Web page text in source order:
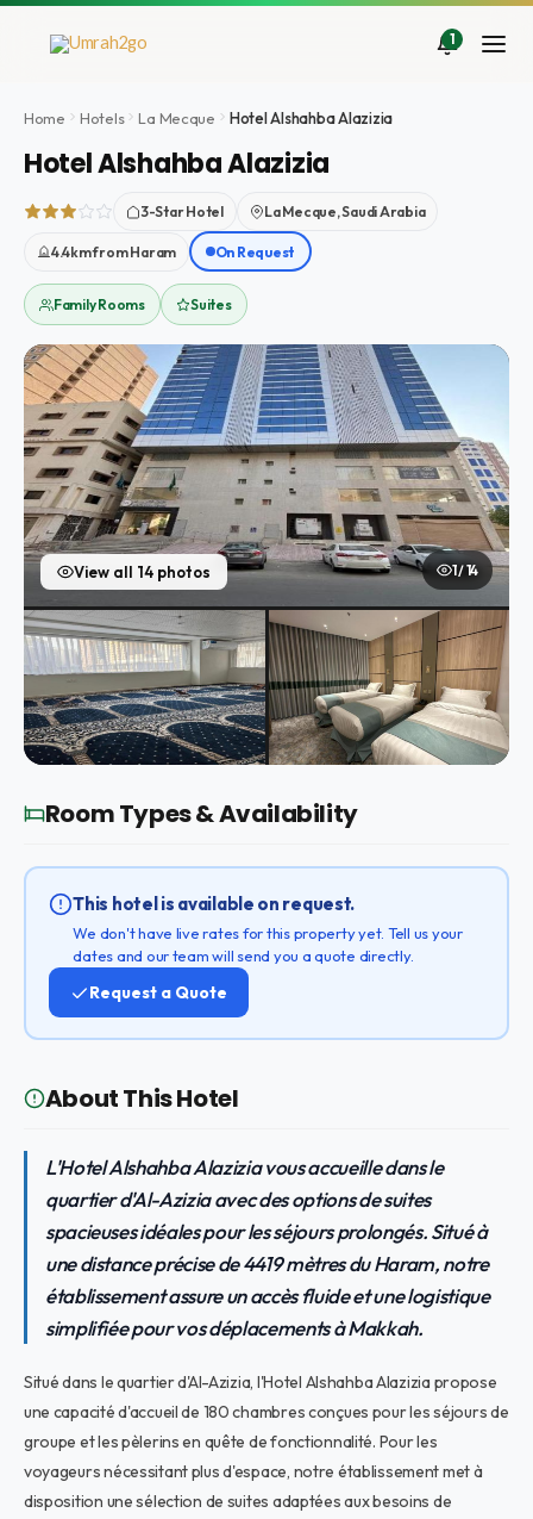
Aller
1
Home Hotels La Mecque Hotel Alshahba Alazizia
Hotel Alshahba Alazizia
3-Star Hotel La Mecque, Saudi Arabia
4.4km from Haram On Request
Family Rooms Suites
View all 14 photos 1 / 14
Room Types & Availability
This hotel is available on request.
We don't have live rates for this property yet. Tell us your
dates and our team will send you a quote directly.
Request a Quote
About This Hotel
L'Hotel Alshahba Alazizia vous accueille dans le
quartier d'Al-Azizia avec des options de suites
spacieuses idéales pour les séjours prolongés. Situé à
une distance précise de 4419 mètres du Haram, notre
établissement assure un accès fluide et une logistique
simplifiée pour vos déplacements à Makkah.
Situé dans le quartier d'Al-Azizia, l'Hotel Alshahba Alazizia propose
une capacité d'accueil de 180 chambres conçues pour les séjours de
groupe et les pèlerins en quête de fonctionnalité. Pour les
voyageurs nécessitant plus d'espace, notre établissement met à
disposition une sélection de suites adaptées aux besoins de